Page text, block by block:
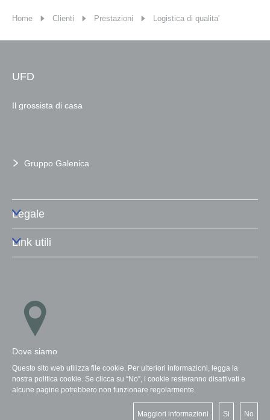
Home Clienti Prestazioni Logistica di qualita'
Questo sito web utilizza file cookie. Per ulteriori informazioni, legga la
nostra politica cookie. Se clicca su “No”, i cookie resteranno disattivati e
alcune pagine potrebbero non funzionare regolarmente.
Maggiori informazioni Si No
UFD
Il grossista di casa
Gruppo Galenica
Legale
Link utili
Dove siamo